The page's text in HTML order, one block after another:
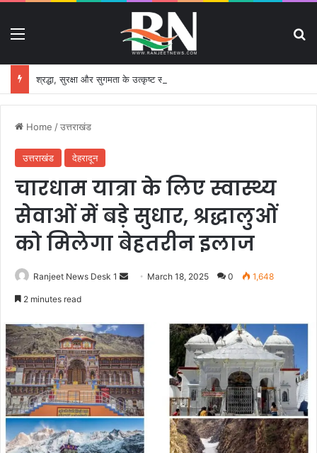
Home /उत्तराखंड
उत्तराखंड देहरादून
चारधाम यात्रा के लिए स्वास्थ्य
सेवाओं में बड़े सुधार, श्रद्धालुओं
को मिलेगा बेहतरीन इलाज
Ranjeet News Desk 1
d
a
n
e
m
a
i
l
March 18, 2025 0 1,648
2 minutes read